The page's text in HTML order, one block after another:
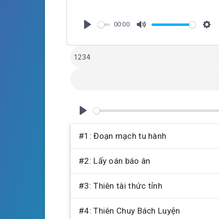
00:00
P
l
a
y
#1: Đoạn mạch tu hành
#2: Lấy oán báo ân
#3: Thiên tài thức tỉnh
#4: Thiên Chuy Bách Luyện